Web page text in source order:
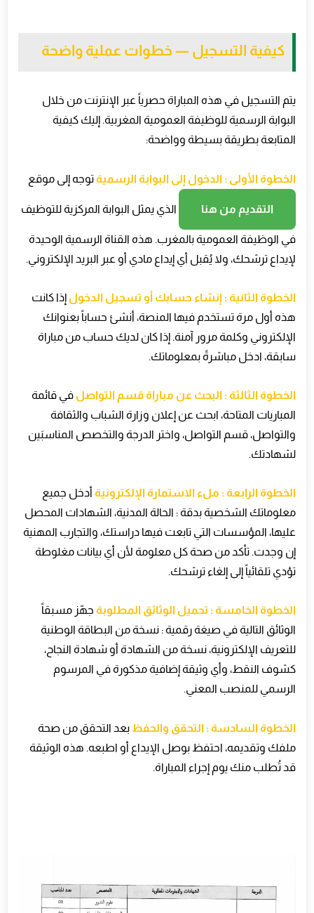
كيفية التسجيل — خطوات عملية واضحة
يتم التسجيل في هذه المباراة حصرياً عبر الإنترنت من خلال
البوابة الرسمية للوظيفة العمومية المغربية. إليك كيفية
المتابعة بطريقة بسيطة وواضحة:
الخطوة الأولى : الدخول إلى البوابة الرسميةتوجه إلى موقع
التقديم من هنا الذي يمثل البوابة المركزية للتوظيف
في الوظيفة العمومية بالمغرب. هذه القناة الرسمية الوحيدة
لإيداع ترشحك، ولا يُقبل أي إيداع مادي أو عبر البريد الإلكتروني.
الخطوة الثانية : إنشاء حسابك أو تسجيل الدخول إذا كانت
هذه أول مرة تستخدم فيها المنصة، أنشئ حساباً بعنوانك
الإلكتروني وكلمة مرور آمنة. إذا كان لديك حساب من مباراة
سابقة، ادخل مباشرةً بمعلوماتك.
الخطوة الثالثة : البحث عن مباراة قسم التواصل في قائمة
المباريات المتاحة، ابحث عن إعلان وزارة الشباب والثقافة
والتواصل، قسم التواصل، واختر الدرجة والتخصص المناسبَين
لشهادتك.
الخطوة الرابعة : ملء الاستمارة الإلكترونية أدخل جميع
معلوماتك الشخصية بدقة : الحالة المدنية، الشهادات المحصل
عليها، المؤسسات التي تابعت فيها دراستك، والتجارب المهنية
إن وجدت. تأكد من صحة كل معلومة لأن أي بيانات مغلوطة
تؤدي تلقائياً إلى إلغاء ترشحك.
الخطوة الخامسة : تحميل الوثائق المطلوبة جهّز مسبقاً
الوثائق التالية في صيغة رقمية : نسخة من البطاقة الوطنية
للتعريف الإلكترونية، نسخة من الشهادة أو شهادة النجاح،
كشوف النقط، وأي وثيقة إضافية مذكورة في المرسوم
الرسمي للمنصب المعني.
الخطوة السادسة : التحقق والحفظ بعد التحقق من صحة
ملفك وتقديمه، احتفظ بوصل الإيداع أو اطبعه. هذه الوثيقة
قد تُطلب منك يوم إجراء المباراة.